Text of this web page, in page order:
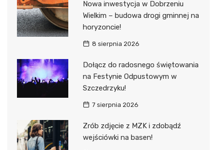
Nowa inwestycja w Dobrzeniu
Wielkim – budowa drogi gminnej na
horyzoncie!
8 sierpnia 2026
Dołącz do radosnego świętowania
na Festynie Odpustowym w
Szczedrzyku!
7 sierpnia 2026
Zrób zdjęcie z MZK i zdobądź
wejściówki na basen!